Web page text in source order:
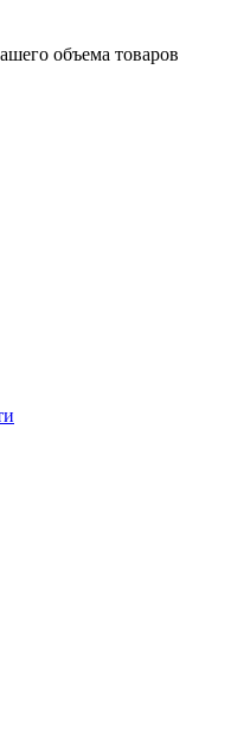
объема товаров